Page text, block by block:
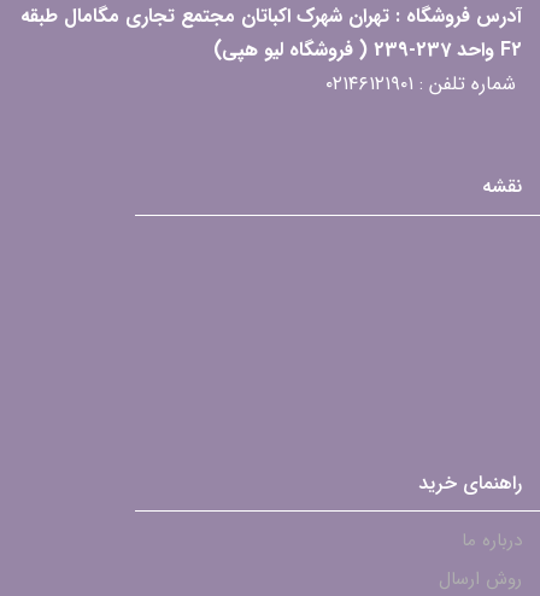
آدرس فروشگاه : تهران شهرک اکباتان مجتمع تجاری مگامال طبقه
F2 واحد 237-239 ( فروشگاه لیو هپی)
شماره تلفن : ۰۲۱۴۶۱۲۱۹۰۱
نقشه
راهنمای خرید
درباره ما
روش ارسال